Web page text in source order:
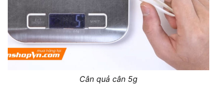
Cân quả cân 5g